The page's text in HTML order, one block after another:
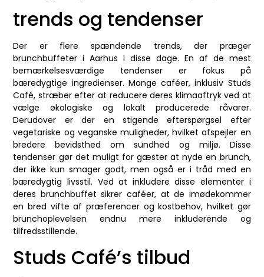
trends og tendenser
Der er flere spændende trends, der præger
brunchbuffeter i Aarhus i disse dage. En af de mest
bemærkelsesværdige tendenser er fokus på
bæredygtige ingredienser. Mange caféer, inklusiv Studs
Café, stræber efter at reducere deres klimaaftryk ved at
vælge økologiske og lokalt producerede råvarer.
Derudover er der en stigende efterspørgsel efter
vegetariske og veganske muligheder, hvilket afspejler en
bredere bevidsthed om sundhed og miljø. Disse
tendenser gør det muligt for gæster at nyde en brunch,
der ikke kun smager godt, men også er i tråd med en
bæredygtig livsstil. Ved at inkludere disse elementer i
deres brunchbuffet sikrer caféer, at de imødekommer
en bred vifte af præferencer og kostbehov, hvilket gør
brunchoplevelsen endnu mere inkluderende og
tilfredsstillende.
Studs Café’s tilbud